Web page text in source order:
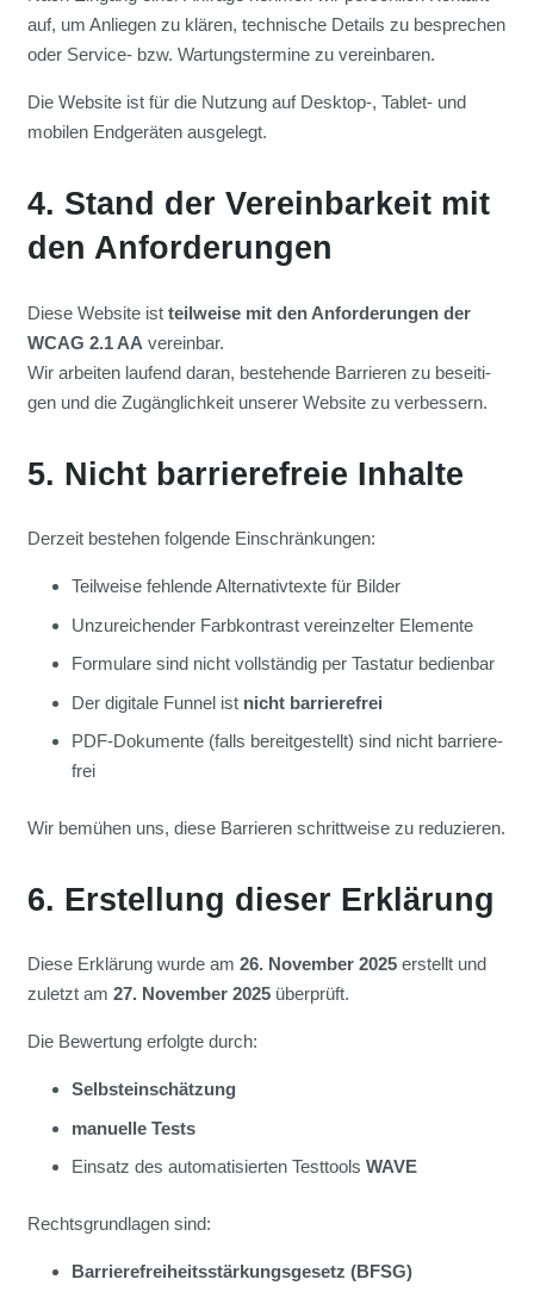
auf, um Anlie­gen zu klä­ren, tech­ni­sche Details zu bespre­chen
oder Ser­vice- bzw. War­tungs­ter­mi­ne zu ver­ein­ba­ren.
Die Web­site ist für die Nut­zung auf Desktop‑, Tablet- und
mobi­len End­ge­rä­ten aus­ge­legt.
4. Stand der Ver­ein­bar­keit mit
den Anfor­de­run­gen
Die­se Web­site ist teil­wei­se mit den Anfor­de­run­gen der
WCAG 2.1 AA ver­ein­bar.
Wir arbei­ten lau­fend dar­an, bestehen­de Bar­rie­ren zu besei­ti­
gen und die Zugäng­lich­keit unse­rer Web­site zu ver­bes­sern.
5. Nicht bar­rie­re­freie Inhal­te
Der­zeit bestehen fol­gen­de Ein­schrän­kun­gen:
Teil­wei­se feh­len­de Alter­na­tiv­tex­te für Bil­der
Unzu­rei­chen­der Farb­kon­trast ver­ein­zel­ter Ele­men­te
For­mu­la­re sind nicht voll­stän­dig per Tas­ta­tur bedien­bar
Der digi­ta­le Fun­nel ist nicht bar­rie­re­frei
PDF-Doku­men­te (falls bereit­ge­stellt) sind nicht bar­rie­re­
frei
Wir bemü­hen uns, die­se Bar­rie­ren schritt­wei­se zu redu­zie­ren.
6. Erstel­lung die­ser Erklä­rung
Die­se Erklä­rung wur­de am 26. Novem­ber 2025erstellt und
zuletzt am 27. Novem­ber 2025über­prüft.
Die Bewer­tung erfolg­te durch:
Selbst­ein­schät­zung
manu­el­le Tests
Ein­satz des auto­ma­ti­sier­ten Test­tools WAVE
Rechts­grund­la­gen sind:
Bar­rie­re­frei­heits­stär­kungs­ge­setz (BFSG)